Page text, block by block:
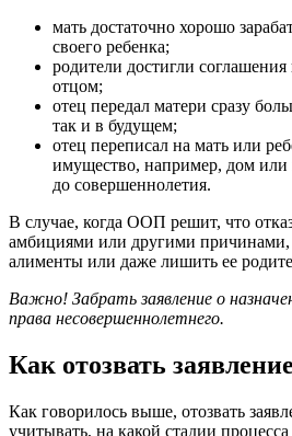
мать достаточно хорошо
своего ребенка;
родители достигли
отцом;
отец передал матери сразу
так и в будущем;
отец переписал на мать или
имущество, например, дом или
до совершеннолетия.
В случае, когда ООП решит, что
амбициями или другими причинами,
алименты или даже лишить ее
Важно! Забрать заявление о
права несовершеннолетнего.
Как отозвать
Как говорилось выше, отозвать
учитывать, на какой стадии